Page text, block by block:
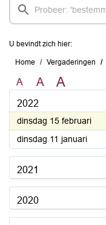
U bevindt zich hier:
Home Vergaderingen
A A A
2022
dinsdag 15 februari2022
dinsdag 11 januari2022
2021
2020